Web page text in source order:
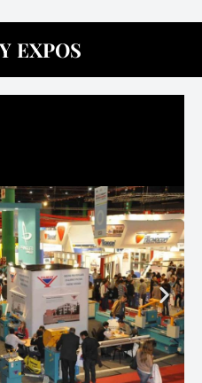
EXPOS